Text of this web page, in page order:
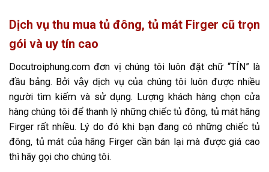
Dịch vụ thu mua tủ đông, tủ mát Firger cũ trọn
gói và uy tín cao
Docutroiphung.com đơn vị chúng tôi luôn đặt chữ “TÍN” là
đầu bảng. Bởi vậy dịch vụ của chúng tôi luôn được nhiều
người tìm kiếm và sử dụng. Lượng khách hàng chọn cửa
hàng chúng tôi để thanh lý những chiếc tủ đông, tủ mát hãng
Firger rất nhiều. Lý do đó khi bạn đang có những chiếc tủ
đông, tủ mát của hãng Firger cần bán lại mà được giá cao
thì hãy gọi cho chúng tôi.